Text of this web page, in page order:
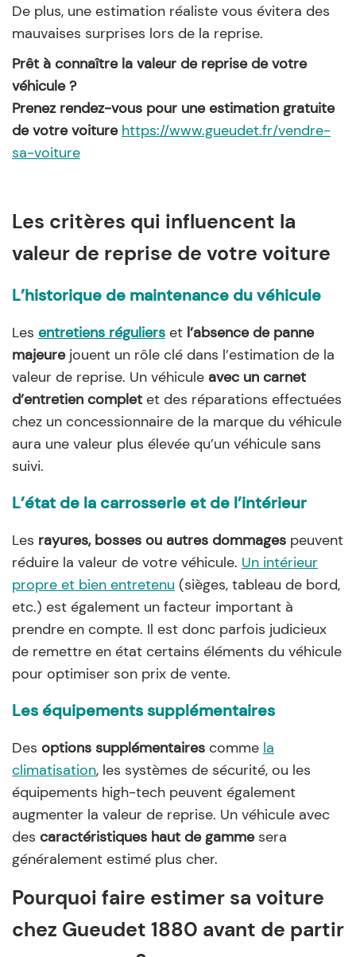
De plus, une estimation réaliste vous évitera des
mauvaises surprises lors de la reprise.
Prêt à connaître la valeur de reprise de votre
véhicule ?
Prenez rendez-vous pour une estimation gratuite
de votre voiture https://www.gueudet.fr/vendre-
sa-voiture
Les critères qui influencent la
valeur de reprise de votre voiture
L’historique de maintenance du véhicule
Les entretiens réguliers et l’absence de panne
majeurejouent un rôle clé dans l’estimation de la
valeur de reprise. Un véhicule avec un carnet
d’entretien complet et des réparations effectuées
chez un concessionnaire de la marque du véhicule
aura une valeur plus élevée qu’un véhicule sans
suivi.
L’état de la carrosserie et de l’intérieur
Les rayures, bosses ou autres dommages peuvent
réduire la valeur de votre véhicule. Un intérieur
propre et bien entretenu (sièges, tableau de bord,
etc.) est également un facteur important à
prendre en compte. Il est donc parfois judicieux
de remettre en état certains éléments du véhicule
pour optimiser son prix de vente.
Les équipements supplémentaires
Des options supplémentaires comme la
climatisation, les systèmes de sécurité, ou les
équipements high-tech peuvent également
augmenter la valeur de reprise. Un véhicule avec
des caractéristiques haut de gammesera
généralement estimé plus cher.
Pourquoi faire estimer sa voiture
chez Gueudet 1880 avant de partir